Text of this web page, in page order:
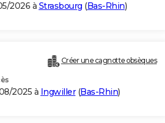
2026 à Strasbourg (Bas-Rhin)
Créer une cagnotte obsèques
2025 à Ingwiller(Bas-Rhin)